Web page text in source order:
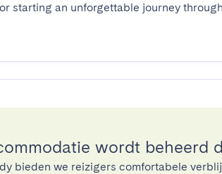
starting an unforgettable journey
wordt beheerd
bieden we reizigers comfortabele